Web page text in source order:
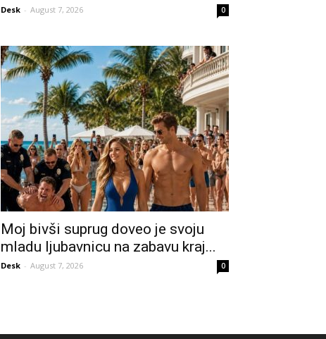
Desk - August 7, 2026 0
Moj bivši suprug doveo je svoju
mladu ljubavnicu na zabavu kraj...
Desk - August 7, 2026 0